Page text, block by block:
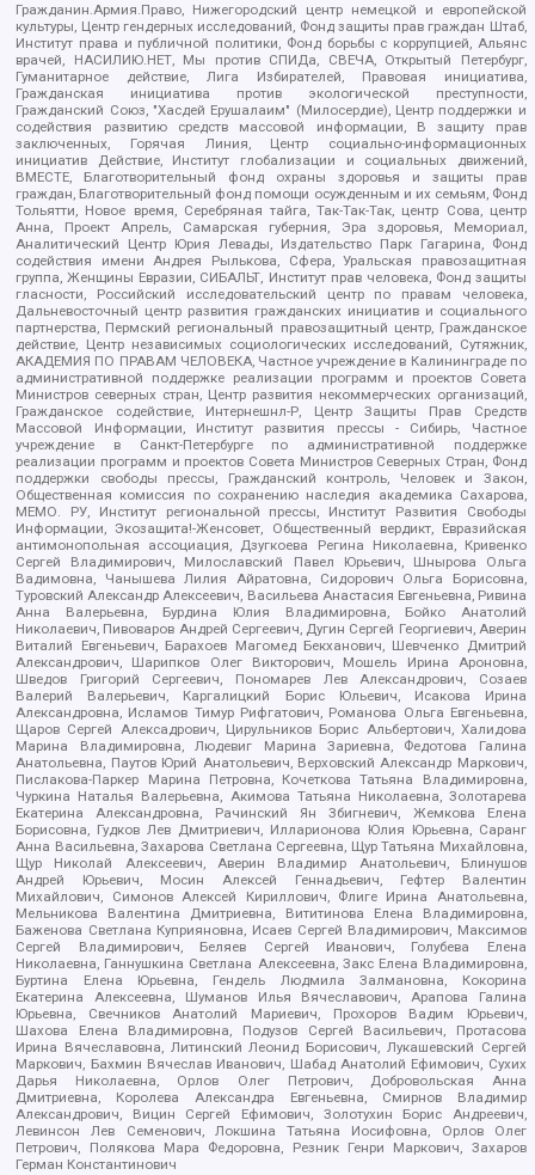
Гражданин.Армия.Право, Нижегородский центр немецкой и европейской
культуры, Центр гендерных исследований, Фонд защиты прав граждан Штаб,
Институт права и публичной политики, Фонд борьбы с коррупцией, Альянс
врачей, НАСИЛИЮ.НЕТ, Мы против СПИДа, СВЕЧА, Открытый Петербург,
Гуманитарное действие, Лига Избирателей, Правовая инициатива,
Гражданская инициатива против экологической преступности,
Гражданский Союз, "Хасдей Ерушалаим" (Милосердие), Центр поддержки и
содействия развитию средств массовой информации, В защиту прав
заключенных, Горячая Линия, Центр социально-информационных
инициатив Действие, Институт глобализации и социальных движений,
ВМЕСТЕ, Благотворительный фонд охраны здоровья и защиты прав
граждан, Благотворительный фонд помощи осужденным и их семьям, Фонд
Тольятти, Новое время, Серебряная тайга, Так-Так-Так, центр Сова, центр
Анна, Проект Апрель, Самарская губерния, Эра здоровья, Мемориал,
Аналитический Центр Юрия Левады, Издательство Парк Гагарина, Фонд
содействия имени Андрея Рылькова, Сфера, Уральская правозащитная
группа, Женщины Евразии, СИБАЛЬТ, Институт прав человека, Фонд защиты
гласности, Российский исследовательский центр по правам человека,
Дальневосточный центр развития гражданских инициатив и социального
партнерства, Пермский региональный правозащитный центр, Гражданское
действие, Центр независимых социологических исследований, Сутяжник,
АКАДЕМИЯ ПО ПРАВАМ ЧЕЛОВЕКА, Частное учреждение в Калининграде по
административной поддержке реализации программ и проектов Совета
Министров северных стран, Центр развития некоммерческих организаций,
Гражданское содействие, Интернешнл-Р, Центр Защиты Прав Средств
Массовой Информации, Институт развития прессы - Сибирь, Частное
учреждение в Санкт-Петербурге по административной поддержке
реализации программ и проектов Совета Министров Северных Стран, Фонд
поддержки свободы прессы, Гражданский контроль, Человек и Закон,
Общественная комиссия по сохранению наследия академика Сахарова,
МЕМО. РУ, Институт региональной прессы, Институт Развития Свободы
Информации, Экозащита!-Женсовет, Общественный вердикт, Евразийская
антимонопольная ассоциация, Дзугкоева Регина Николаевна, Кривенко
Сергей Владимирович, Милославский Павел Юрьевич, Шнырова Ольга
Вадимовна, Чанышева Лилия Айратовна, Сидорович Ольга Борисовна,
Туровский Александр Алексеевич, Васильева Анастасия Евгеньевна, Ривина
Анна Валерьевна, Бурдина Юлия Владимировна, Бойко Анатолий
Николаевич, Пивоваров Андрей Сергеевич, Дугин Сергей Георгиевич, Аверин
Виталий Евгеньевич, Барахоев Магомед Бекханович, Шевченко Дмитрий
Александрович, Шарипков Олег Викторович, Мошель Ирина Ароновна,
Шведов Григорий Сергеевич, Пономарев Лев Александрович, Созаев
Валерий Валерьевич, Каргалицкий Борис Юльевич, Исакова Ирина
Александровна, Исламов Тимур Рифгатович, Романова Ольга Евгеньевна,
Щаров Сергей Алексадрович, Цирульников Борис Альбертович, Халидова
Марина Владимировна, Людевиг Марина Зариевна, Федотова Галина
Анатольевна, Паутов Юрий Анатольевич, Верховский Александр Маркович,
Пислакова-Паркер Марина Петровна, Кочеткова Татьяна Владимировна,
Чуркина Наталья Валерьевна, Акимова Татьяна Николаевна, Золотарева
Екатерина Александровна, Рачинский Ян Збигневич, Жемкова Елена
Борисовна, Гудков Лев Дмитриевич, Илларионова Юлия Юрьевна, Саранг
Анна Васильевна, Захарова Светлана Сергеевна, Щур Татьяна Михайловна,
Щур Николай Алексеевич, Аверин Владимир Анатольевич, Блинушов
Андрей Юрьевич, Мосин Алексей Геннадьевич, Гефтер Валентин
Михайлович, Симонов Алексей Кириллович, Флиге Ирина Анатольевна,
Мельникова Валентина Дмитриевна, Вититинова Елена Владимировна,
Баженова Светлана Куприяновна, Исаев Сергей Владимирович, Максимов
Сергей Владимирович, Беляев Сергей Иванович, Голубева Елена
Николаевна, Ганнушкина Светлана Алексеевна, Закс Елена Владимировна,
Буртина Елена Юрьевна, Гендель Людмила Залмановна, Кокорина
Екатерина Алексеевна, Шуманов Илья Вячеславович, Арапова Галина
Юрьевна, Свечников Анатолий Мариевич, Прохоров Вадим Юрьевич,
Шахова Елена Владимировна, Подузов Сергей Васильевич, Протасова
Ирина Вячеславовна, Литинский Леонид Борисович, Лукашевский Сергей
Маркович, Бахмин Вячеслав Иванович, Шабад Анатолий Ефимович, Сухих
Дарья Николаевна, Орлов Олег Петрович, Добровольская Анна
Дмитриевна, Королева Александра Евгеньевна, Смирнов Владимир
Александрович, Вицин Сергей Ефимович, Золотухин Борис Андреевич,
Левинсон Лев Семенович, Локшина Татьяна Иосифовна, Орлов Олег
Петрович, Полякова Мара Федоровна, Резник Генри Маркович, Захаров
Герман Константинович